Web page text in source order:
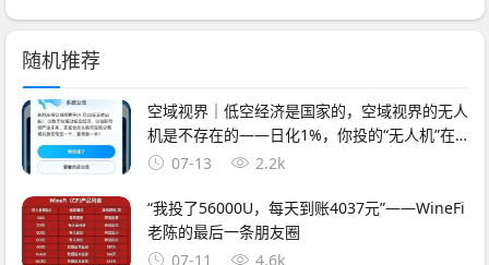
随机推荐
空域视界｜低空经济是国家的，空域视界的无人
机是不存在的——日化1%，你投的“无人机”在
天上飞，你的钱在操盘手口袋里跑
07-13 2.2k
“我投了56000U，每天到账4037元”——WineFi
老陈的最后一条朋友圈
07-11
4.6k